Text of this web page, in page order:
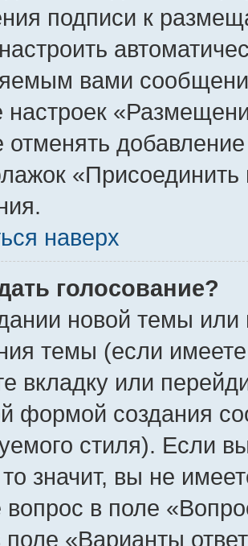
подписи к
вами
настроек
отменять
наверх
голосование?
новой темы или
темы (если
вкладку или
формой создания
стиля). Если
значит, вы не
вопрос в поле
поле «Варианты